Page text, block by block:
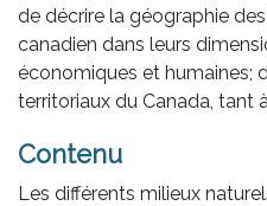
de décrire la géographie
canadien dans leurs
économiques et humaines;
territoriaux du Canada, tant
Contenu
Les différents milieux